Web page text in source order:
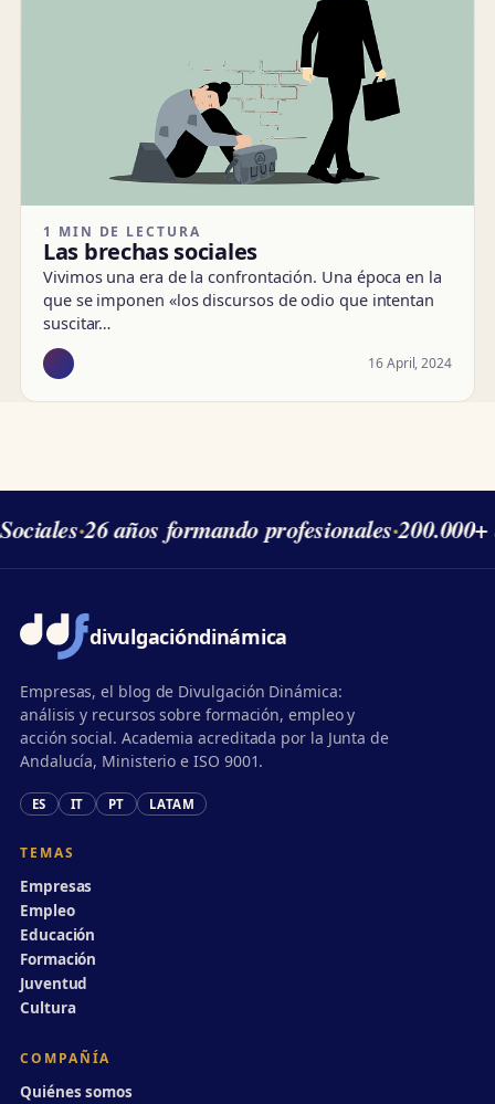
1 MIN DE LECTURA
Las brechas sociales
Vivimos una era de la confrontación. Una época en la
que se imponen «los discursos de odio que intentan
suscitar…
16 April, 2024
·26 años formando profesionales·200.000+
divulgacióndinámica
Empresas, el blog de Divulgación Dinámica:
análisis y recursos sobre formación, empleo y
acción social. Academia acreditada por la Junta de
Andalucía, Ministerio e ISO 9001.
ES IT PT LATAM
TEMAS
Empresas
Empleo
Educación
Formación
Juventud
Cultura
COMPAÑÍA
Quiénes somos